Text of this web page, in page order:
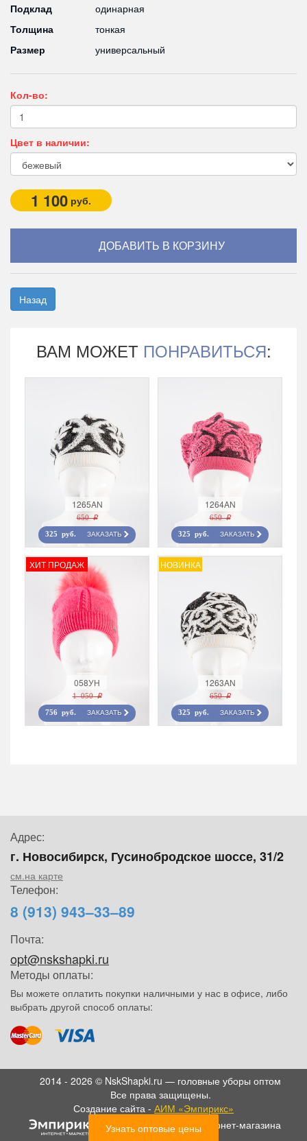
Подклад
одинарная
Толщина
тонкая
Размер
универсальный
Кол-во:
Цвет в наличии:
1 100 руб.
Назад
ВАМ МОЖЕТ ПОНРАВИТЬСЯ:
1265AN
650 r
325 руб. ЗАКАЗАТЬ
1264AN
650 r
325 руб. ЗАКАЗАТЬ
ХИТ ПРОДАЖ
058УН
1 050 r
756 руб. ЗАКАЗАТЬ
НОВИНКА
1263AN
650 r
325 руб. ЗАКАЗАТЬ
Адрес:
г. Новосибирск, Гусинобродское шоссе, 31/2
см.на карте
Телефон:
8 (913) 943–33–89
Почта:
opt@nskshapki.ru
Методы оплаты:
Вы можете оплатить покупки наличными у нас в офисе, либо
выбрать другой способ оплаты:
Узнать оптовые цены
2014 - 2026 © NskShapki.ru — головные уборы оптом
Все права защищены.
Создание сайта - АИМ «Эмпирикс»
- SEO продвижение интернет-магазина